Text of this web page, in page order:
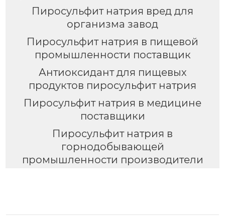
Пиросульфит натрия вред для
организма завод
Пиросульфит натрия в пищевой
промышленности поставщик
Антиоксидант для пищевых
продуктов пиросульфит натрия
Пиросульфит натрия в медицине
поставщики
Пиросульфит натрия в
горнодобывающей
промышленности производители